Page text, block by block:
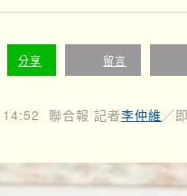
分享 留言
聯合報 記者李仲維╱